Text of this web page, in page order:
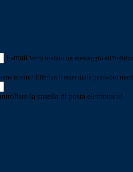
E-mail Verrà inviato un messaggio
utente? Effettua il reset della password
la casella di posta elettronica!